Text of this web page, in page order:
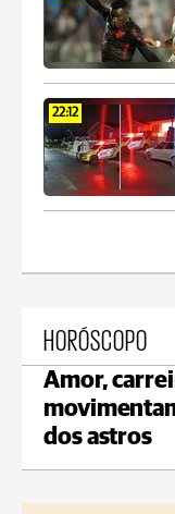
22:12
HORÓSCOPO
Amor,
dos astros